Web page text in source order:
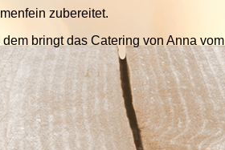
zubereitet.
bringt das Catering von Anna vom